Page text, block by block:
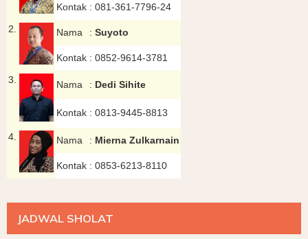
Kontak : 081-361-7796-24
2.
Nama : Suyoto
Kontak : 0852-9614-3781
3.
Nama : Dedi Sihite
Kontak : 0813-9445-8813
4. Nama : Mierna Zulkarnain
Kontak : 0853-6213-8110
JADWAL SHOLAT